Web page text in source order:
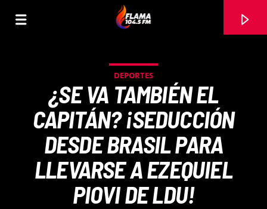
DEPORTES
¿SE VA TAMBIÉN EL
CAPITÁN? ¡SEDUCCIÓN
DESDE BRASIL PARA
LLEVARSE A EZEQUIEL
PIOVI DE LDU!